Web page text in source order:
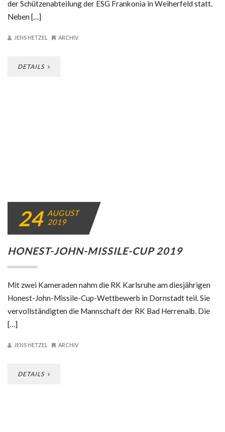
der Schützenabteilung der ESG Frankonia in Weiherfeld statt.
Neben […]
JENS HETZEL ARCHIV
DETAILS
24 AUGUST
2019
HONEST-JOHN-MISSILE-CUP 2019
Mit zwei Kameraden nahm die RK Karlsruhe am diesjährigen
Honest-John-Missile-Cup-Wettbewerb in Dornstadt teil. Sie
vervollständigten die Mannschaft der RK Bad Herrenalb. Die
[…]
JENS HETZEL ARCHIV
DETAILS